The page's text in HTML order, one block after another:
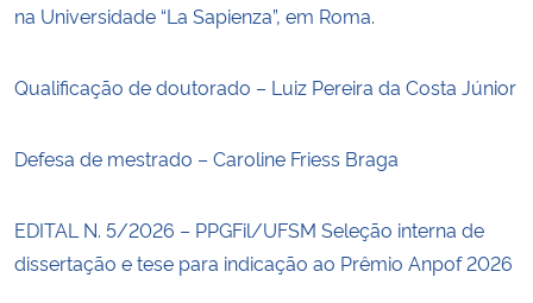
na Universidade “La Sapienza”, em Roma.
Qualificação de doutorado – Luiz Pereira da Costa Júnior
Defesa de mestrado – Caroline Friess Braga
EDITAL N. 5/2026 – PPGFil/UFSM Seleção interna de
dissertação e tese para indicação ao Prêmio Anpof 2026